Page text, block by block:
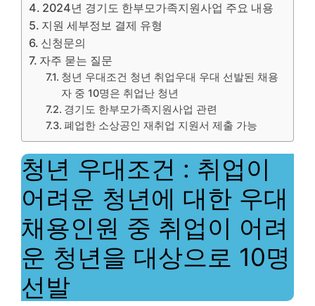
2024년 경기도 한부모가족지원사업 주요 내용
지원 세부정보 결제 유형
신청문의
자주 묻는 질문
청년 우대조건 청년 취업우대 우대 선발된 채용
자 중 10명은 취업난 청년
경기도 한부모가족지원사업 관련
폐업한 소상공인 재취업 지원서 제출 가능
청년 우대조건 : 취업이
어려운 청년에 대한 우대
채용인원 중 취업이 어려
운 청년을 대상으로 10명
선발